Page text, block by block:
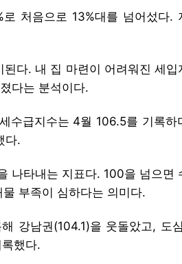
처음으로 13%대를 넘어섰다.
다. 내 집 마련이 어려워진 세입
다는 분석이다.
수급지수는 4월 106.5를 기록하
다.
나타내는 지표다. 100을 넘으면
부족이 심하다는 의미다.
강남권(104.1)을 웃돌았고, 도
했다.